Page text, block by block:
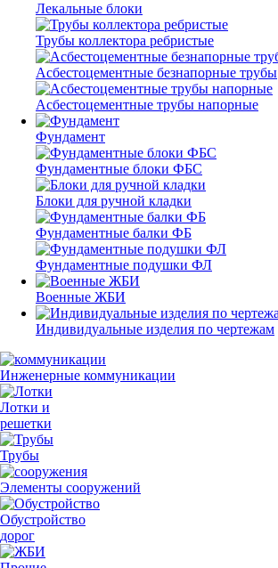
Лекальные блоки
Трубы коллектора ребристые
Асбестоцементные безнапорные трубы
Асбестоцементные трубы напорные
Фундамент
Фундаментные блоки ФБС
Блоки для ручной кладки
Фундаментные балки ФБ
Фундаментные подушки ФЛ
Военные ЖБИ
Индивидуальные изделия по чертежам
Инженерные коммуникации
Лотки и
решетки
Трубы
Элементы сооружений
Обустройство
дорог